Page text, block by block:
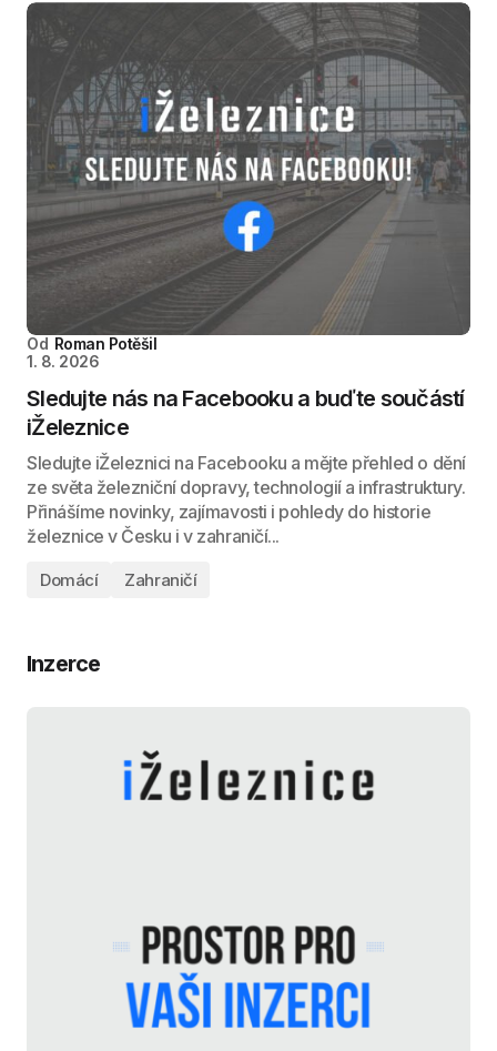
Od Roman Potěšil
1. 8. 2026
Sledujte nás na Facebooku a buďte součástí
iŽeleznice
Sledujte iŽeleznici na Facebooku a mějte přehled o dění
ze světa železniční dopravy, technologií a infrastruktury.
Přinášíme novinky, zajímavosti i pohledy do historie
železnice v Česku i v zahraničí...
Domácí Zahraničí
Inzerce